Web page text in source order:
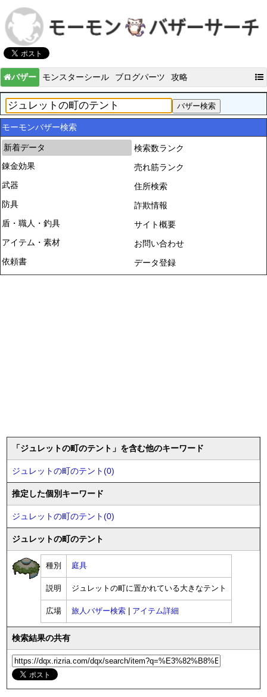
バザー モンスターシール ブログパーツ 攻略
モーモンバザー検索
新着データ
錬金効果
武器
防具
盾・職人・釣具
アイテム・素材
依頼書
検索数ランク
売れ筋ランク
住所検索
詐欺情報
サイト概要
お問い合わせ
データ登録
「ジュレットの町のテント」を含む他のキーワード
ジュレットの町のテント(0)
推定した個別キーワード
ジュレットの町のテント(0)
ジュレットの町のテント
種別 庭具
説明 ジュレットの町に置かれている大きなテント
広場 旅人バザー検索 アイテム詳細
検索結果の共有